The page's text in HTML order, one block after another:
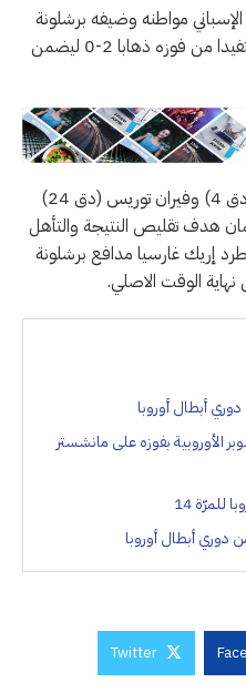
الإسباني مواطنه وضيفه برشلونة
رغم خسارته في لقاء الاياب 1-2 مستفيدا من فوزه ذهابا 2-0 ليضمن
وتقدم برشلونة بهدفي لامين جمال (دق 4) وفيران توريس (دق 24)
هدف تقليص النتيجة والتأهل
شهدت طرد إريك غارسيا مدافع برشلونة
أبطال أوروبا
الأوروبية بفوزه على مانشستر
للمرّة 14
دوري أبطال أوروبا
Twitter